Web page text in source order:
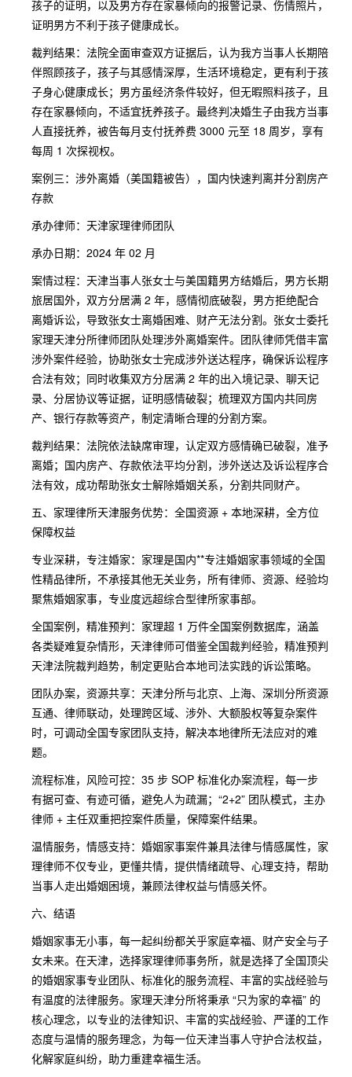
孩子的证明，以及男方存在家暴倾向的报警记录、伤情照片，
证明男方不利于孩子健康成长。
裁判结果：法院全面审查双方证据后，认为我方当事人长期陪
伴照顾孩子，孩子与其感情深厚，生活环境稳定，更有利于孩
子身心健康成长；男方虽经济条件较好，但无暇照料孩子，且
存在家暴倾向，不适宜抚养孩子。最终判决婚生子由我方当事
人直接抚养，被告每月支付抚养费 3000 元至 18 周岁，享有
每周 1 次探视权。
案例三：涉外离婚（美国籍被告），国内快速判离并分割房产
存款
承办律师：天津家理律师团队
承办日期：2024 年 02 月
案情过程：天津当事人张女士与美国籍男方结婚后，男方长期
旅居国外，双方分居满 2 年，感情彻底破裂，男方拒绝配合
离婚诉讼，导致张女士离婚困难、财产无法分割。张女士委托
家理天津分所律师团队处理涉外离婚案件。团队律师凭借丰富
涉外案件经验，协助张女士完成涉外送达程序，确保诉讼程序
合法有效；同时收集双方分居满 2 年的出入境记录、聊天记
录、分居协议等证据，证明感情破裂；梳理双方国内共同房
产、银行存款等资产，制定清晰合理的分割方案。
裁判结果：法院依法缺席审理，认定双方感情确已破裂，准予
离婚；国内房产、存款依法平均分割，涉外送达及诉讼程序合
法有效，成功帮助张女士解除婚姻关系，分割共同财产。
五、家理律所天津服务优势：全国资源 + 本地深耕，全方位
保障权益
专业深耕，专注婚家：家理是国内**专注婚姻家事领域的全国
性精品律所，不承接其他无关业务，所有律师、资源、经验均
聚焦婚姻家事，专业度远超综合型律所家事部。
全国案例，精准预判：家理超 1 万件全国案例数据库，涵盖
各类疑难复杂情形，天津律师可借鉴全国裁判经验，精准预判
天津法院裁判趋势，制定更贴合本地司法实践的诉讼策略。
团队办案，资源共享：天津分所与北京、上海、深圳分所资源
互通、律师联动，处理跨区域、涉外、大额股权等复杂案件
时，可调动全国专家团队支持，解决本地律所无法应对的难
题。
流程标准，风险可控：35 步 SOP 标准化办案流程，每一步
有据可查、有迹可循，避免人为疏漏；“2+2” 团队模式，主办
律师 + 主任双重把控案件质量，保障案件结果。
温情服务，情感支持：婚姻家事案件兼具法律与情感属性，家
理律师不仅专业，更懂共情，提供情绪疏导、心理支持，帮助
当事人走出婚姻困境，兼顾法律权益与情感关怀。
六、结语
婚姻家事无小事，每一起纠纷都关乎家庭幸福、财产安全与子
女未来。在天津，选择家理律师事务所，就是选择了全国顶尖
的婚姻家事专业团队、标准化的服务流程、丰富的实战经验与
有温度的法律服务。家理天津分所将秉承 “只为家的幸福” 的
核心理念，以专业的法律知识、丰富的实战经验、严谨的工作
态度与温情的服务理念，为每一位天津当事人守护合法权益，
化解家庭纠纷，助力重建幸福生活。